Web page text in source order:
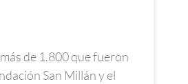
de 1.800 que fueron
San Millán y el